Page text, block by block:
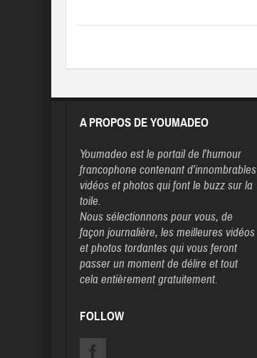
A PROPOS DE YOUMADEO
Youmadeo est le portail de l’humour
francophone contenant d’innombrables
vidéos et photos qui font le buzz sur la
toile.
Nous sélectionnons pour vous, de
façon journalière, les meilleures vidéos
et photos tordantes qui vous feront
passer un moment de délire et tout
cela entièrement gratuitement.
FOLLOW